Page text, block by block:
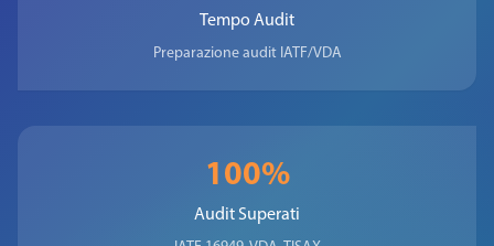
Tempo Audit
Preparazione audit IATF/VDA
100%
Audit Superati